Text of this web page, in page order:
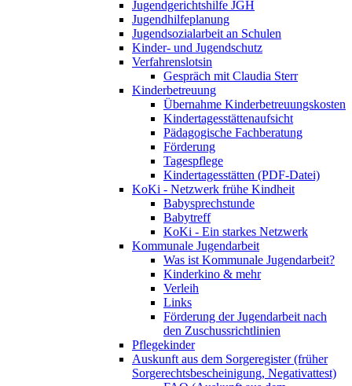
Jugendgerichtshilfe JGH
Jugendhilfeplanung
Jugendsozialarbeit an Schulen
Kinder- und Jugendschutz
Verfahrenslotsin
Gespräch mit Claudia Sterr
Kinderbetreuung
Übernahme Kinderbetreuungskosten
Kindertagesstättenaufsicht
Pädagogische Fachberatung
Förderung
Tagespflege
Kindertagesstätten (PDF-Datei)
KoKi - Netzwerk frühe Kindheit
Babysprechstunde
Babytreff
KoKi - Ein starkes Netzwerk
Kommunale Jugendarbeit
Was ist Kommunale Jugendarbeit?
Kinderkino & mehr
Verleih
Links
Förderung der Jugendarbeit nach
den Zuschussrichtlinien
Pflegekinder
Auskunft aus dem Sorgeregister (früher
Sorgerechtsbescheinigung, Negativattest)